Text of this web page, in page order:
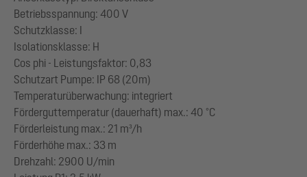
Betriebsspannung: 400 V
Schutzklasse: I
Isolationsklasse: H
Cos phi - Leistungsfaktor: 0,83
Schutzart Pumpe: IP 68 (20m)
Temperaturüberwachung: integriert
Förderguttemperatur (dauerhaft) max.: 40 °C
Förderleistung max.: 21 m³/h
Förderhöhe max.: 33 m
Drehzahl: 2900 U/min